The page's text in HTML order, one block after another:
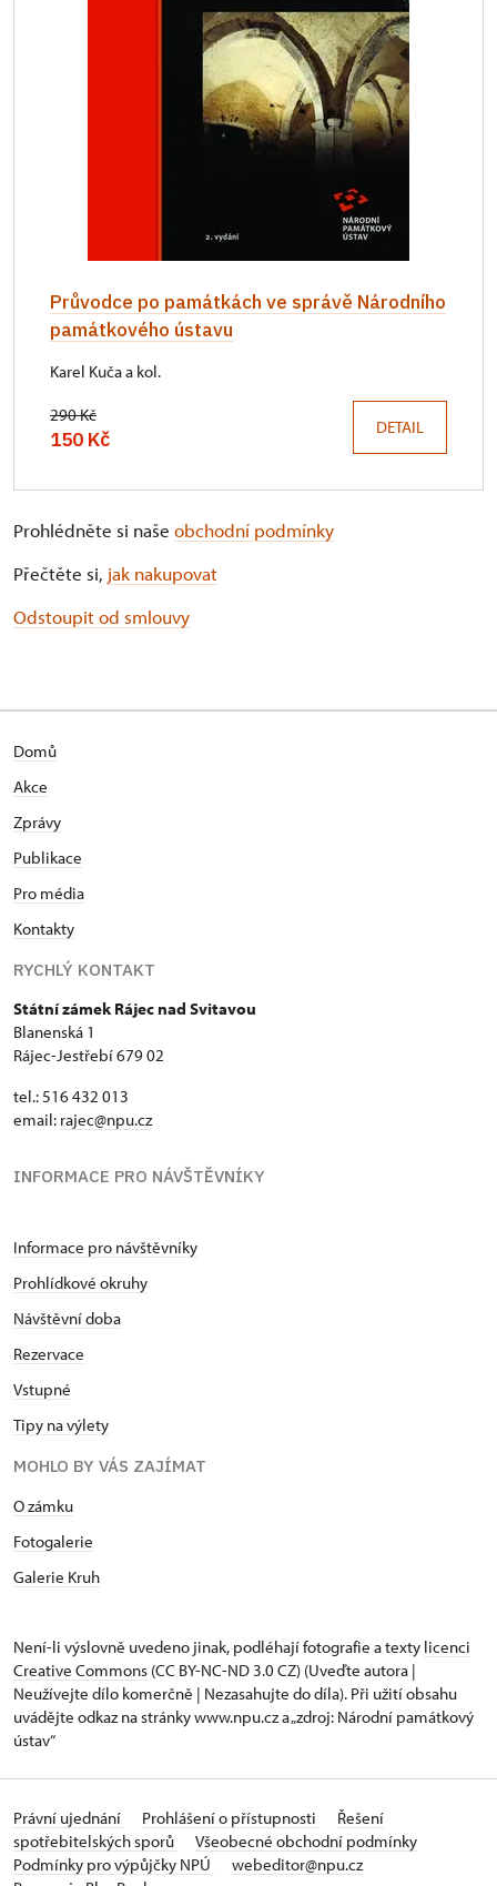
Průvodce po památkách ve správě Národního
památkového ústavu
Karel Kuča a kol.
290 Kč
150 Kč DETAIL
Prohlédněte si naše obchodní podmínky
Přečtěte si, jak nakupovat
Odstoupit od smlouvy
Domů
Akce
Zprávy
Publikace
Pro média
Kontakty
RYCHLÝ KONTAKT
Státní zámek Rájec nad Svitavou
Blanenská 1
Rájec-Jestřebí 679 02
tel.: 516 432 013
email: rajec@npu.cz
INFORMACE PRO NÁVŠTĚVNÍKY
Informace pro návštěvníky
Prohlídkové okruhy
Návštěvní doba
Rezervace
Vstupné
Tipy na výlety
MOHLO BY VÁS ZAJÍMAT
O zámku
Fotogalerie
Galerie Kruh
Není-li výslovně uvedeno jinak, podléhají fotografie a texty licenci
Creative Commons (CC BY-NC-ND 3.0 CZ) (Uveďte autora |
Neužívejte dílo komerčně | Nezasahujte do díla). Při užití obsahu
uvádějte odkaz na stránky www.npu.cz a „zdroj: Národní památkový
ústav“
Právní ujednání Prohlášení o přístupnosti
Řešení
spotřebitelských sporů
Všeobecné obchodní podmínky
Podmínky pro výpůjčky NPÚ
webeditor@npu.cz